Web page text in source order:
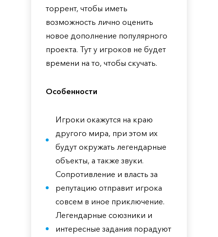
торрент, чтобы иметь
возможность лично оценить
новое дополнение популярного
проекта. Тут у игроков не будет
времени на то, чтобы скучать.
Особенности
Игроки окажутся на краю
другого мира, при этом их
будут окружать легендарные
объекты, а также звуки.
Сопротивление и власть за
репутацию отправит игрока
совсем в иное приключение.
Легендарные союзники и
интересные задания порадуют